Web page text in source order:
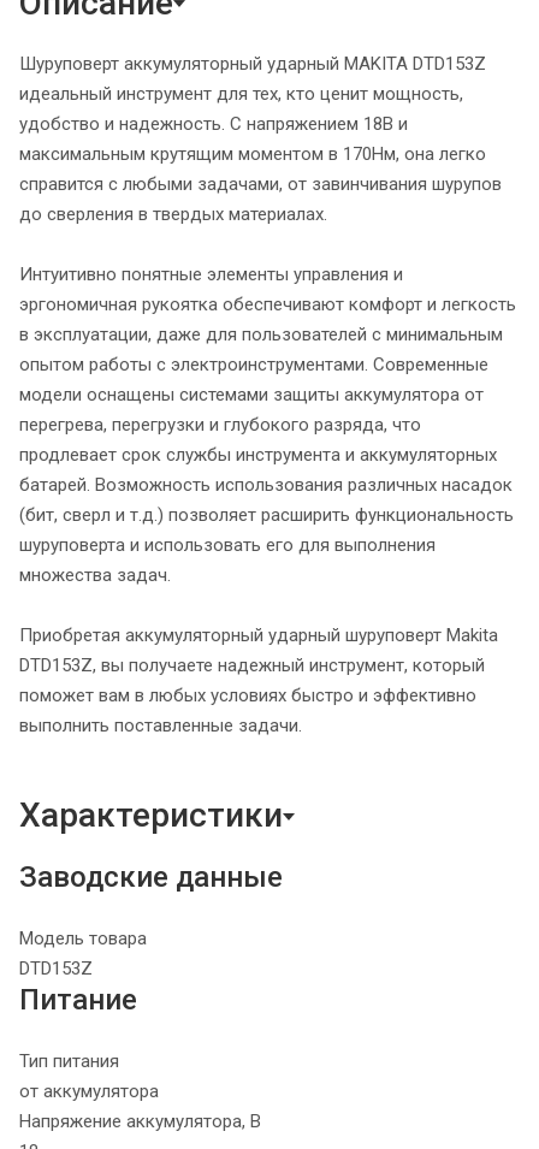
Шуруповерт аккумуляторный ударный MAKITA DTD153Z
идеальный инструмент для тех, кто ценит мощность,
удобство и надежность. С напряжением 18В и
максимальным крутящим моментом в 170Нм, она легко
справится с любыми задачами, от завинчивания шурупов
до сверления в твердых материалах.
Интуитивно понятные элементы управления и
эргономичная рукоятка обеспечивают комфорт и легкость
в эксплуатации, даже для пользователей с минимальным
опытом работы с электроинструментами. Современные
модели оснащены системами защиты аккумулятора от
перегрева, перегрузки и глубокого разряда, что
продлевает срок службы инструмента и аккумуляторных
батарей. Возможность использования различных насадок
(бит, сверл и т.д.) позволяет расширить функциональность
шуруповерта и использовать его для выполнения
множества задач.
Приобретая аккумуляторный ударный шуруповерт Makita
DTD153Z, вы получаете надежный инструмент, который
поможет вам в любых условиях быстро и эффективно
выполнить поставленные задачи.
Характеристики
Заводские данные
Модель товара
DTD153Z
Питание
Тип питания
от аккумулятора
Напряжение аккумулятора, В